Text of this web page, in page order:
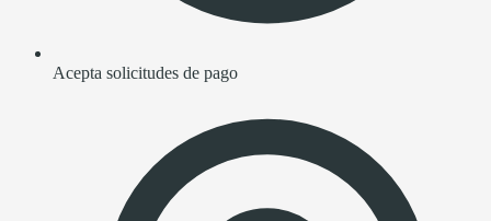
Acepta solicitudes de pago